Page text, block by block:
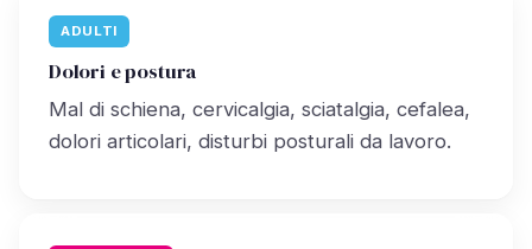
ADULTI
Dolori e postura
Mal di schiena, cervicalgia, sciatalgia, cefalea,
dolori articolari, disturbi posturali da lavoro.